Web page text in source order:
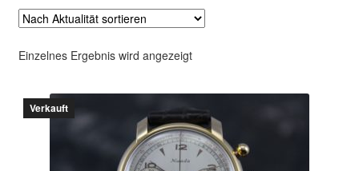
Archiv
Einzelnes Ergebnis wird angezeigt
Verkauft